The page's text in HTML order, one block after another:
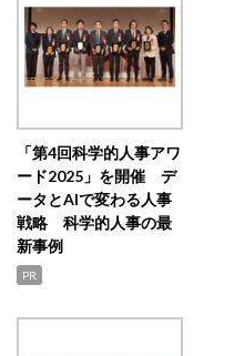
「第4回科学的人事アワ
ード2025」を開催 デ
ータとAIで変わる人事
戦略 科学的人事の最
新事例
PR